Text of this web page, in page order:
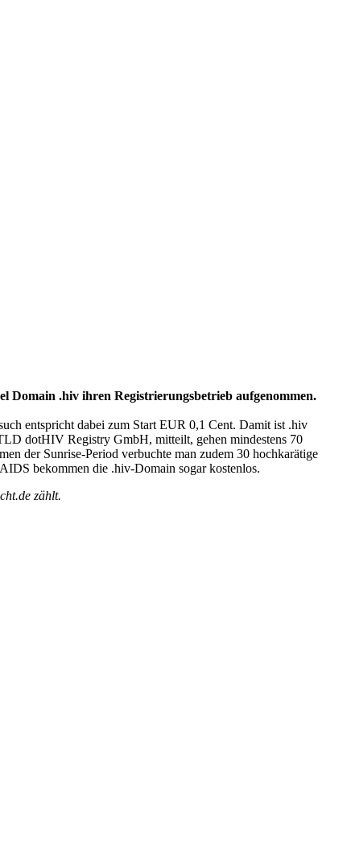
Domain .hiv ihren Registrierungsbetrieb aufgenommen.
entspricht dabei zum Start EUR 0,1 Cent. Damit ist .hiv
dotHIV Registry GmbH, mitteilt, gehen mindestens 70
der Sunrise-Period verbuchte man zudem 30 hochkarätige
bekommen die .hiv-Domain sogar kostenlos.
zählt.